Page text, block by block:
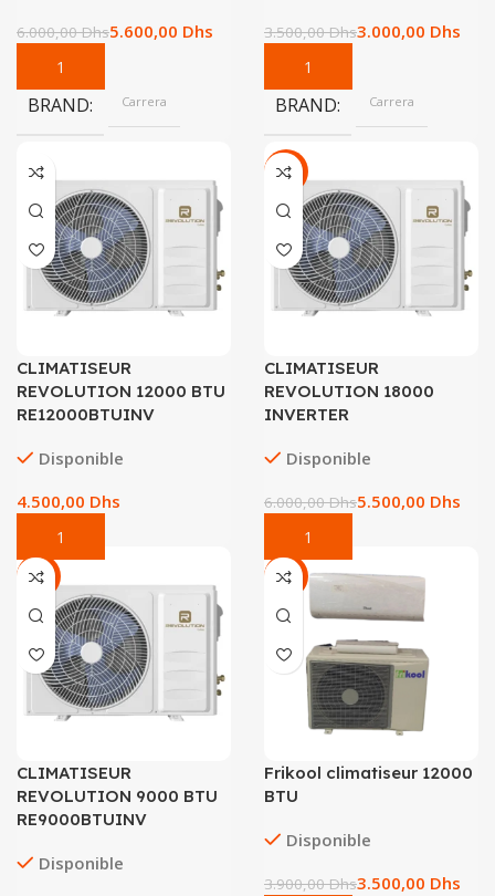
6.000,00Dhs5.600,00 Dhs
BRAND Carrera
3.500,00Dhs3.000,00 Dhs
BRAND Carrera
CLIMATISEUR
REVOLUTION 12000 BTU
RE12000BTUINV
Disponible
Dhs
-8%
CLIMATISEUR
REVOLUTION 18000
INVERTER
Disponible
6.000,00Dhs5.500,00 Dhs
-8%
CLIMATISEUR
REVOLUTION 9000 BTU
RE9000BTUINV
Disponible
-10%
Frikool climatiseur 12000
BTU
Disponible
3.900,00Dhs3.500,00 Dhs